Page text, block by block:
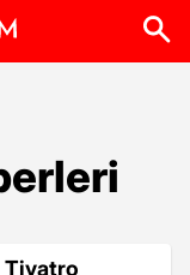
Tiyatro